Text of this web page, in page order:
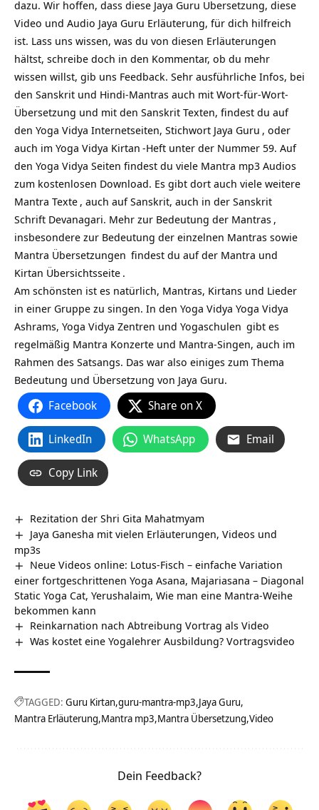
dazu. Wir hoffen, dass diese Jaya Guru Übersetzung, diese
Video und Audio Jaya Guru Erläuterung, für dich hilfreich
ist. Lass uns wissen, was du von diesen Erläuterungen
hältst, schreibe doch in den Kommentar, ob du mehr
wissen willst, gib uns Feedback. Sehr ausführliche Infos, bei
den Sanskrit und Hindi-Mantras auch mit Wort-für-Wort-
Übersetzung und mit den Sanskrit Texten, findest du auf
den Yoga Vidya Internetseiten, Stichwort Jaya Guru , oder
auch im Yoga Vidya Kirtan -Heft unter der Nummer 59. Auf
den Yoga Vidya Seiten findest du viele Mantra mp3 Audios
zum kostenlosen Download. Es gibt dort auch viele weitere
Mantra Texte , auch auf Sanskrit, auch in der Sanskrit
Schrift Devanagari. Mehr zur Bedeutung der Mantras ,
insbesondere zur Bedeutung der einzelnen Mantras sowie
Mantra Übersetzungen findest du aufder Mantra und
Kirtan Übersichtsseite .
Am schönsten ist es natürlich, Mantras, Kirtans und Lieder
in einer Gruppe zu singen. In den Yoga Vidya Yoga Vidya
Ashrams, Yoga Vidya Zentren und Yogaschulen gibt es
regelmäßig Mantra Konzerte und Mantra-Singen, auch im
Rahmen des Satsangs. Das war also einiges zum Thema
Bedeutung und Übersetzung von Jaya Guru.
Facebook Share on X
LinkedIn WhatsApp Email
Copy Link
Rezitation der Shri Gita Mahatmyam
Jaya Ganesha mit vielen Erläuterungen, Videos und
mp3s
Neue Videos online: Lotus-Fisch – einfache Variation
einer fortgeschrittenen Yoga Asana, Majariasana – Diagonal
Static Yoga Cat, Yerushalaim, Wie man eine Mantra-Weihe
bekommen kann
Reinkarnation nach Abtreibung Vortrag als Video
Was kostet eine Yogalehrer Ausbildung? Vortragsvideo
TAGGED: Guru Kirtan guru-mantra-mp3 Jaya Guru
Mantra Erläuterung Mantra mp3 Mantra Übersetzung Video
Dein Feedback?